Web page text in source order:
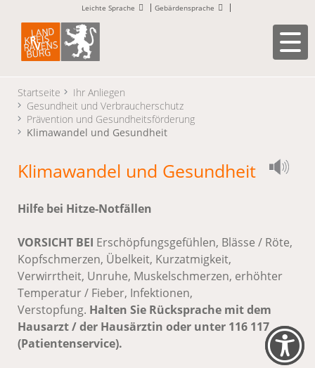
Leichte Sprache Gebärdensprache
Startseite
Ihr Anliegen
Gesundheit und Verbraucherschutz
Prävention und Gesundheitsförderung
Klimawandel und Gesundheit
Klimawandel und Gesundheit
Hilfe bei Hitze-Notfällen
VORSICHT BEI Erschöpfungsgefühlen, Blässe / Röte,
Kopfschmerzen, Übelkeit, Kurzatmigkeit,
Verwirrtheit, Unruhe, Muskelschmerzen, erhöhter
Temperatur / Fieber, Infektionen,
Verstopfung. Halten Sie Rücksprache mit dem
Hausarzt / der Hausärztin oder unter 116 117
(Patientenservice).